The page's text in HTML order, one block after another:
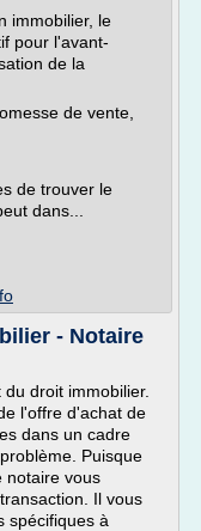
immobilier, le
pour l'avant-
de la
de vente,
de trouver le
dans...
- Notaire
droit immobilier.
l'offre d'achat de
dans un cadre
Puisque
notaire vous
Il vous
spécifiques à